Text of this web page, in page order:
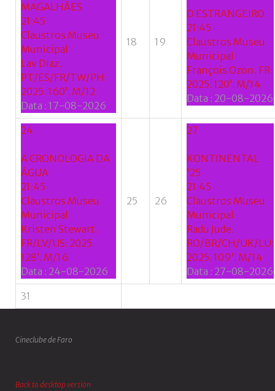
MAGALHÃES
21:45
Claustros Museu
Municipal
Lav Diaz.
PT/ES/FR/TW/PH:
2025. 160’. M/12
Data : 17-08-2026
18 19
O ESTRANGEIRO
21:45
Claustros Museu
Municipal
François Ozon. FR:
2025. 120’. M/14
Data : 20-08-2026
24
A CRONOLOGIA DA
ÁGUA
21:45
Claustros Museu
Municipal
Kristen Stewart.
FR/LV/US: 2025.
128’. M/16
Data : 24-08-2026
25 26
27
KONTINENTAL
'25
21:45
Claustros Museu
Municipal
Radu Jude.
RO/BR/CH/UK/LU:
2025. 109’. M/14
Data : 27-08-2026
31
Cineclube de Faro
Back to desktop version